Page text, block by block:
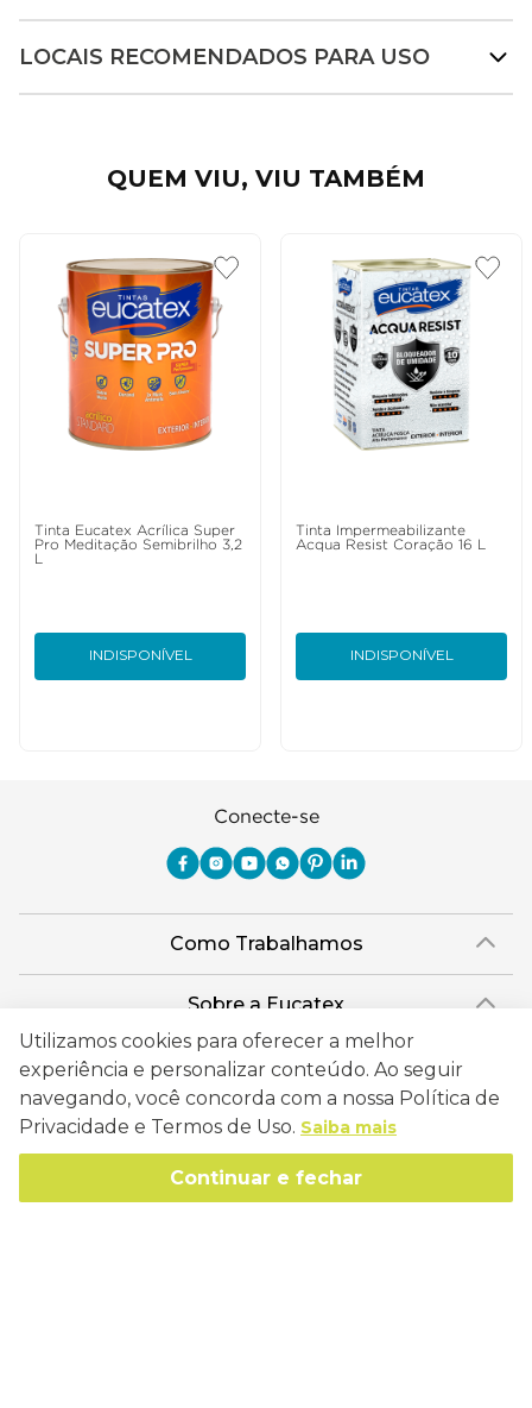
LOCAIS RECOMENDADOS PARA USO
QUEM VIU, VIU TAMBÉM
Tinta Eucatex Acrílica Super
Pro Meditação Semibrilho 3,2
INDISPONÍVEL
Tinta Impermeabilizante
Acqua Resist Coração 16 L
INDISPONÍVEL
Conecte-se
Como Trabalhamos
Política de Privacidade
Trocas e Devoluções
Retire em Loja
Regulamentos e Promoções
Políticas de Revenda
Sobre a Eucatex
História
Canal de Ética
Política de Patrocínio
Onde Estamos
Sustentabilidade
Missão, Visão e Valores
Socioambiental
Atendimento
lojaeucatex@eucatex.com.br
Links Úteis
Utilizamos cookies para oferecer a melhor
experiência e personalizar conteúdo. Ao seguir
navegando, você concorda com a nossa Política de
Privacidade e Termos de Uso. Saiba mais
Continuar e fechar